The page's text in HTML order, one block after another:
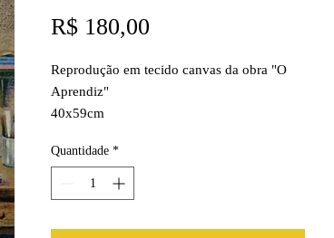
R$ 180,00
Reprodução em tecido canvas da obra "O
Aprendiz"
40x59cm
Quantidade *